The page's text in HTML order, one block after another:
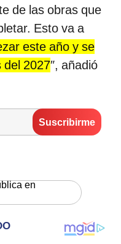
de las obras que
Esto va a
este año y se
del 2027″, añadió
en